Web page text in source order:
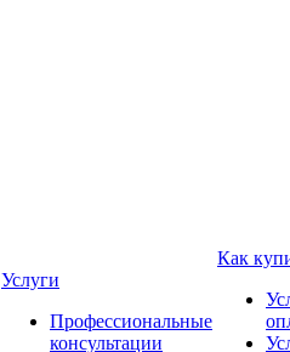
Услуги
Профессиональные
консультации
Как